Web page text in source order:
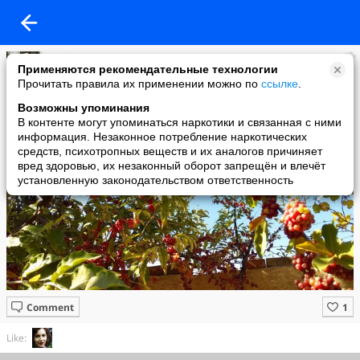
Применяются рекомендательные технологии
Прочитать правила их применении можно по ссылке
Возможны упоминания
В контенте могут упоминаться наркотики и связанная с ними
информация. Незаконное потребление наркотических
средств, психотропных веществ и их аналогов причиняет
вред здоровью, их незаконный оборот запрещён и влечёт
установленную законодательством ответственность
Haci
added a photo
03 Nov в 14:35
Comment
Like: